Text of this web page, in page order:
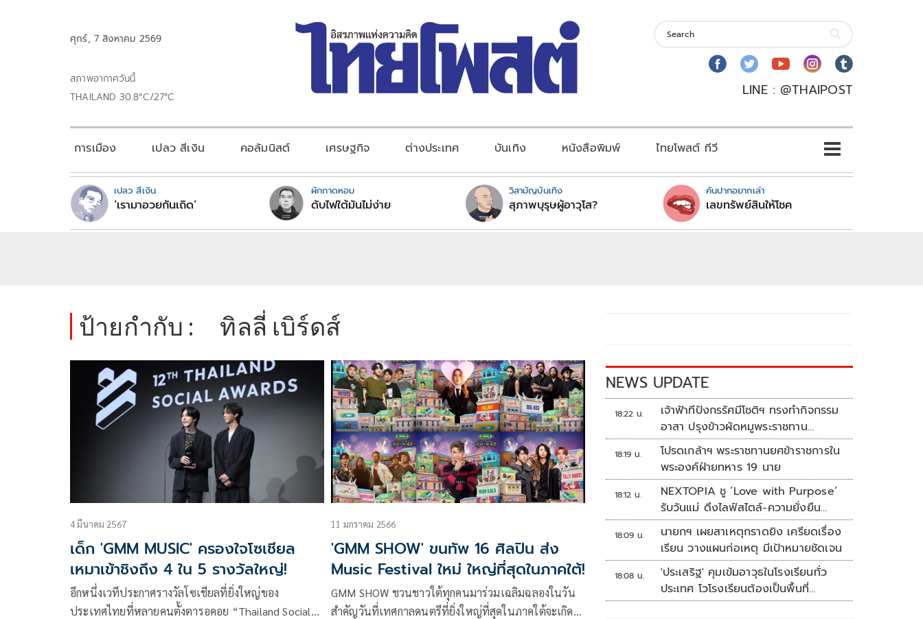
ศุกร์, 7 สิงหาคม 2569
สภาพอากาศวันนี้
THAILAND 30.8°C/27°C
LINE : @THAIPOST
การเมือง เปลว สีเงิน คอลัมนิสต์ เศรษฐกิจ ต่างประเทศ บันเทิง หนังสือพิมพ์ ไทยโพสต์ ทีวี
เปลว สีเงิน
‘เรามาอวยกันเถิด’
ผักกาดหอม
ดับไฟใต้มันไม่ง่าย
วิสามัญบันเทิง
สุภาพบุรุษผู้อาวุโส?
คันปากอยากเล่า
เลขทรัพย์สินให้โชค
ป้ายกำกับ : ทิลลี่ เบิร์ดส์
4 มีนาคม 2567
เด็ก 'GMM MUSIC' ครองใจโซเชียล
เหมาเข้าชิงถึง 4 ใน 5 รางวัลใหญ่!
อีกหนึ่งเวทีประกาศรางวัลโซเชียลที่ยิ่งใหญ่ของ
ประเทศไทยที่หลายคนตั้งตารอคอย “Thailand Social
11 มกราคม 2566
'GMM SHOW' ขนทัพ 16 ศิลปิน ส่ง
Music Festival ใหม่ ใหญ่ที่สุดในภาคใต้!
GMM SHOW ชวนชาวใต้ทุกคนมาร่วมเฉลิมฉลองในวัน
สำคัญวันที่เทศกาลดนตรีที่ยิ่งใหญ่ที่สุดในภาคใต้จะเกิด
NEWS UPDATE
18:22 น.
เจ้าฟ้าทีปังกรรัศมีโชติฯ ทรงทำกิจกรรม
อาสา ปรุงข้าวผัดหมูพระราชทาน
ประชาชน
18:19 น.
โปรดเกล้าฯ พระราชทานยศข้าราชการใน
พระองค์ฝ่ายทหาร 19 นาย
18:12 น.
NEXTOPIA ชู ‘Love with Purpose’
รับวันแม่ ดึงไลฟ์สไตล์-ความยั่งยืน
สร้างประสบการณ์ช้อปปิงมีความหมาย
18:09 น.
นายกฯ เผยสาเหตุกราดยิง เครียดเรื่อง
เรียน วางแผนก่อเหตุ มีเป้าหมายชัดเจน
18:08 น.
'ประเสริฐ' คุมเข้มอาวุธในโรงเรียนทั่ว
ประเทศ โวโรงเรียนต้องเป็นพื้นที่
ปลอดภัย